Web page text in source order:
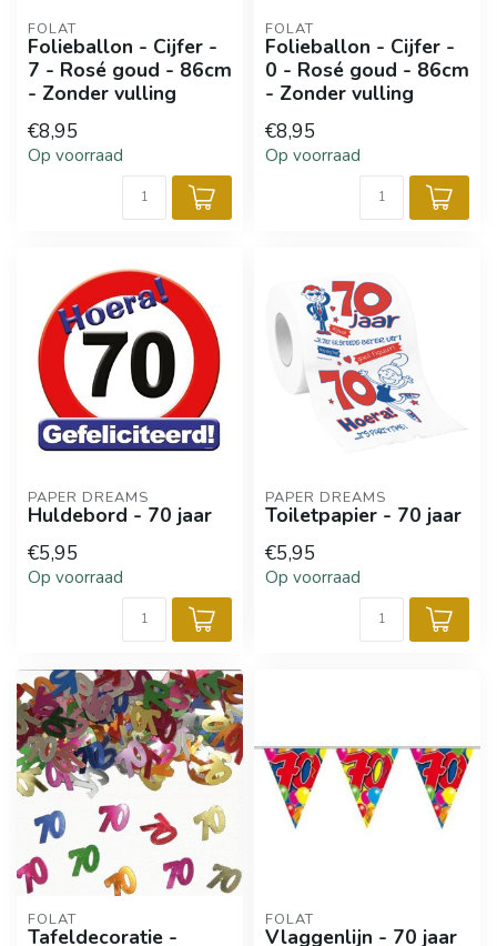
FOLAT
Folieballon - Cijfer -
7 - Rosé goud - 86cm
- Zonder vulling
€8,95
Op voorraad
FOLAT
Folieballon - Cijfer -
0 - Rosé goud - 86cm
- Zonder vulling
€8,95
Op voorraad
PAPER DREAMS
Huldebord - 70 jaar
€5,95
Op voorraad
PAPER DREAMS
Toiletpapier - 70 jaar
€5,95
Op voorraad
FOLAT
Tafeldecoratie -
FOLAT
Vlaggenlijn - 70 jaar